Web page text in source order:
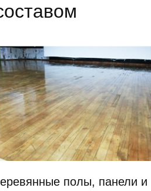
полы, панели и